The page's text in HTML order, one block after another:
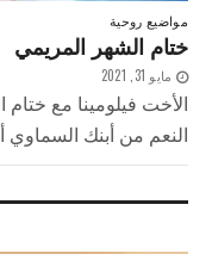
مواضيع روحية
ختام الشهر المريمي
مايو 31, 2021
الأخت فيلومينا مع
النعم من أبنك